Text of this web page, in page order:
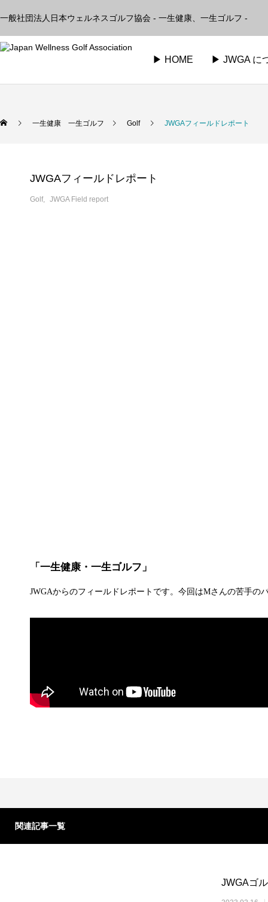
一般社団法人日本ウェルネスゴルフ協会 - 一生健康、一生ゴルフ -
▶︎ HOME ▶︎ JWGA に
一生健康 一生ゴルフ Golf JWGAフィールドレポート
JWGAフィールドレポート
Golf JWGA Field report
「一生健康・一生ゴルフ」
JWGAからのフィールドレポートです。今回はMさんの苦手の
関連記事一覧
JWGAゴ